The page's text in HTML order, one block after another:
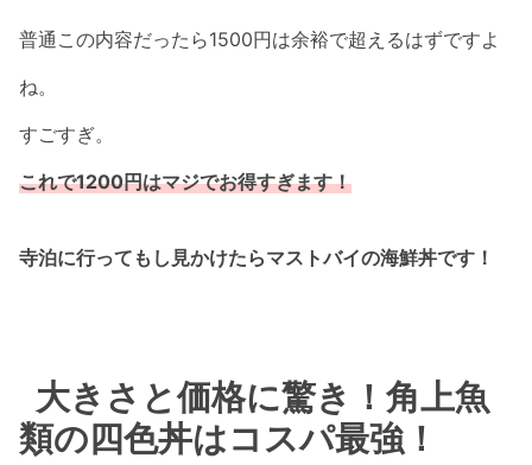
普通この内容だったら1500円は余裕で超えるはずですよ
ね。
すごすぎ。
これで1200円はマジでお得すぎます！
寺泊に行ってもし見かけたらマストバイの海鮮丼です！
大きさと価格に驚き！角上魚
類の四色丼はコスパ最強！